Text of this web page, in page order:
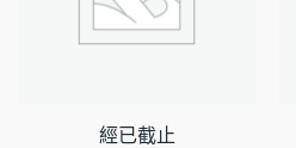
經已截止